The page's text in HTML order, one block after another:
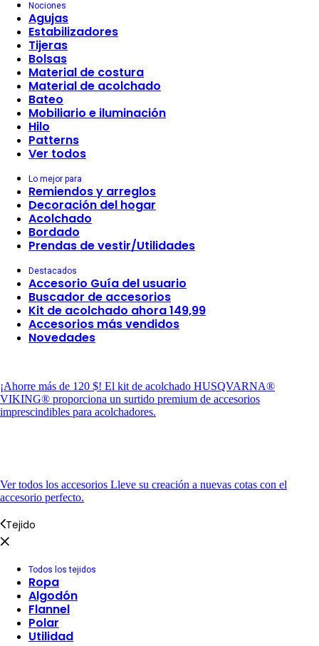
Nociones
Agujas
Estabilizadores
Tijeras
Bolsas
Material de costura
Material de acolchado
Bateo
Mobiliario e iluminación
Hilo
Patterns
Ver todos
Lo mejor para
Remiendos y arreglos
Decoración del hogar
Acolchado
Bordado
Prendas de vestir/Utilidades
Destacados
Accesorio Guía del usuario
Buscador de accesorios
Kit de acolchado ahora 149,99
Accesorios más vendidos
Novedades
¡Ahorre más de 120 $! El kit de acolchado HUSQVARNA®
VIKING® proporciona un surtido premium de accesorios
imprescindibles para acolchadores.
Ver todos los accesorios Lleve su creación a nuevas cotas con el
accesorio perfecto.
Tejido
Todos los tejidos
Ropa
Algodón
Flannel
Polar
Utilidad